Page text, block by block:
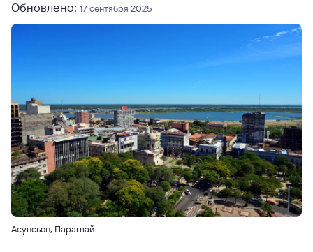
Обновлено: 17 сентября 2025
Асунсьон, Парагвай